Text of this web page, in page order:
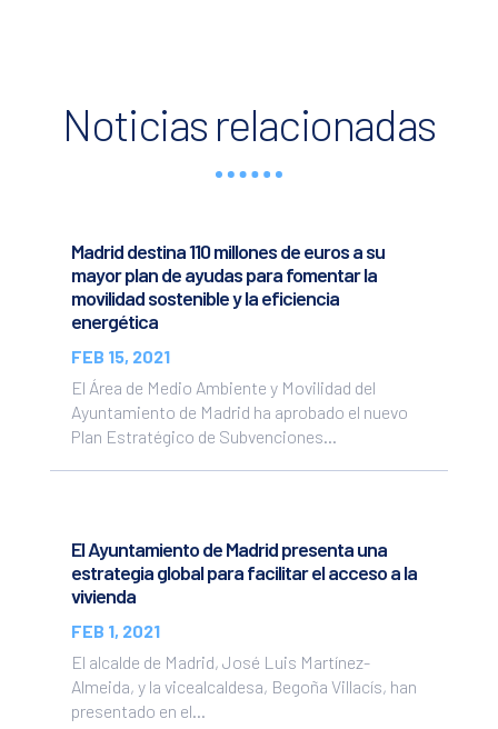
Noticias relacionadas
Madrid destina 110 millones de euros a su
mayor plan de ayudas para fomentar la
movilidad sostenible y la eficiencia
energética
FEB 15, 2021
El Área de Medio Ambiente y Movilidad del
Ayuntamiento de Madrid ha aprobado el nuevo
Plan Estratégico de Subvenciones...
El Ayuntamiento de Madrid presenta una
estrategia global para facilitar el acceso a la
vivienda
FEB 1, 2021
El alcalde de Madrid, José Luis Martínez-
Almeida, y la vicealcaldesa, Begoña Villacís, han
presentado en el...